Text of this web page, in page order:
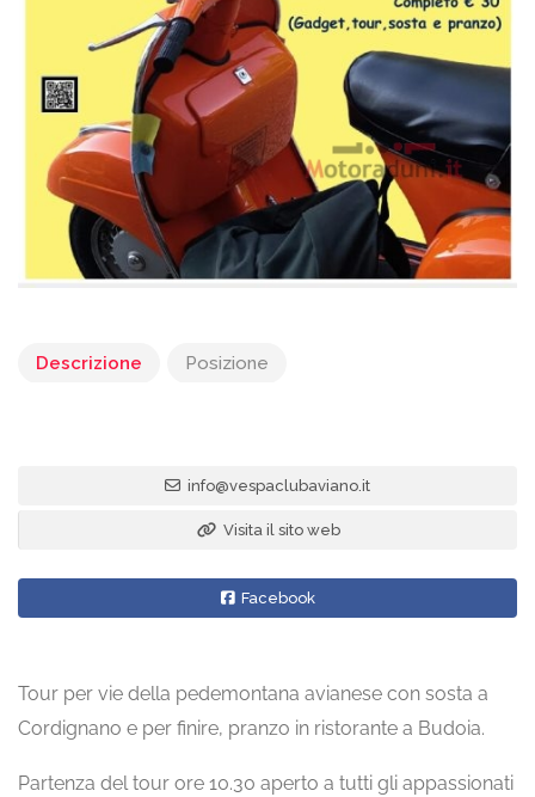
Descrizione Posizione
info@vespaclubaviano.it
Visita il sito web
Facebook
Tour per vie della pedemontana avianese con sosta a
Cordignano e per finire, pranzo in ristorante a Budoia.
Partenza del tour ore 10.30 aperto a tutti gli appassionati